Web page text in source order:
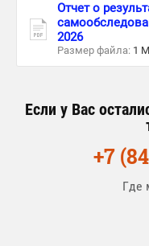
Отчет о
2026
Размер файла: 1
Если у Вас
+7
Где